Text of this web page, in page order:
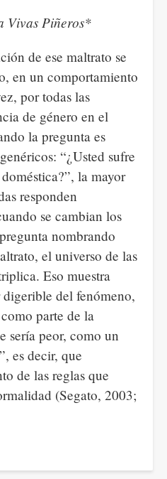
Vivas Piñeros*
de ese maltrato se
en un comportamiento
por todas las
de género en el
la pregunta es
“¿Usted sufre
la mayor
responden
se cambian los
nombrando
el universo de las
Eso muestra
del fenómeno,
parte de la
sería peor, como un
es decir, que
de las reglas que
(Segato, 2003;